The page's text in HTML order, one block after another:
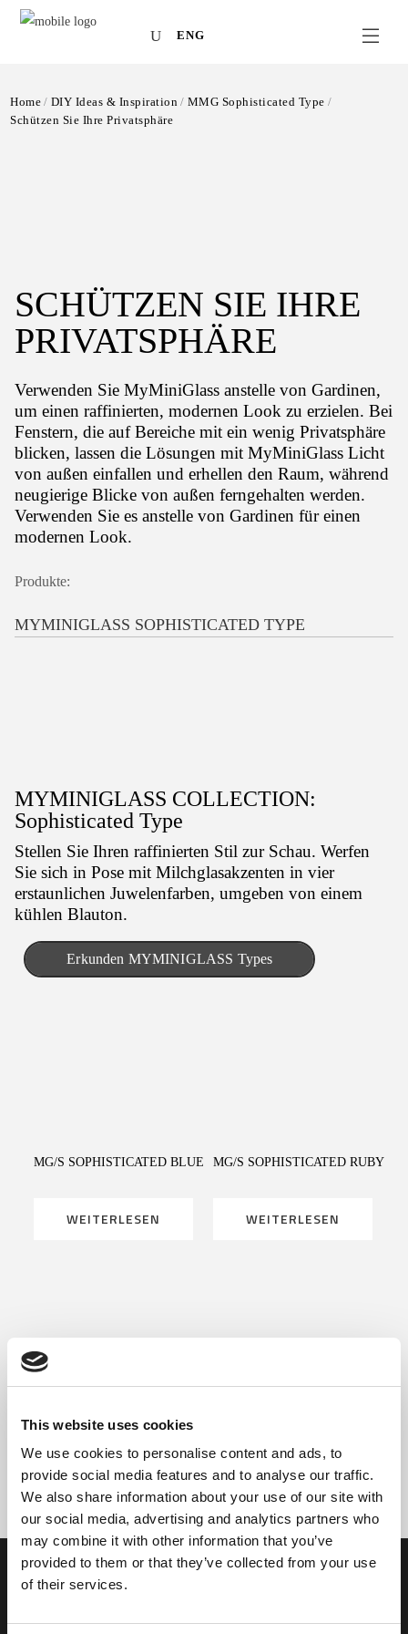
This website uses cookies
We use cookies to personalise content and ads, to
provide social media features and to analyse our traffic.
We also share information about your use of our site with
our social media, advertising and analytics partners who
may combine it with other information that you’ve
provided to them or that they’ve collected from your use
of their services.
ENG
Home DIY Ideas & Inspiration
MMG Sophisticated Type
Schützen Sie Ihre Privatsphäre
SCHÜTZEN SIE IHRE
PRIVATSPHÄRE
Verwenden Sie MyMiniGlass anstelle von Gardinen,
um einen raffinierten, modernen Look zu erzielen. Bei
Fenstern, die auf Bereiche mit ein wenig Privatsphäre
blicken, lassen die Lösungen mit MyMiniGlass Licht
von außen einfallen und erhellen den Raum, während
neugierige Blicke von außen ferngehalten werden.
Verwenden Sie es anstelle von Gardinen für einen
modernen Look.
Produkte:
MYMINIGLASS SOPHISTICATED TYPE
MYMINIGLASS COLLECTION:
Sophisticated Type
Stellen Sie Ihren raffinierten Stil zur Schau. Werfen
Sie sich in Pose mit Milchglasakzenten in vier
erstaunlichen Juwelenfarben, umgeben von einem
kühlen Blauton.
Erkunden MYMINIGLASS Types
MG/S SOPHISTICATED BLUE
WEITERLESEN
MG/S SOPHISTICATED RUBY
WEITERLESEN
VIOLET
WEITERLESEN
WERDEN SIE TEIL UNSERER
COMMUNITY!